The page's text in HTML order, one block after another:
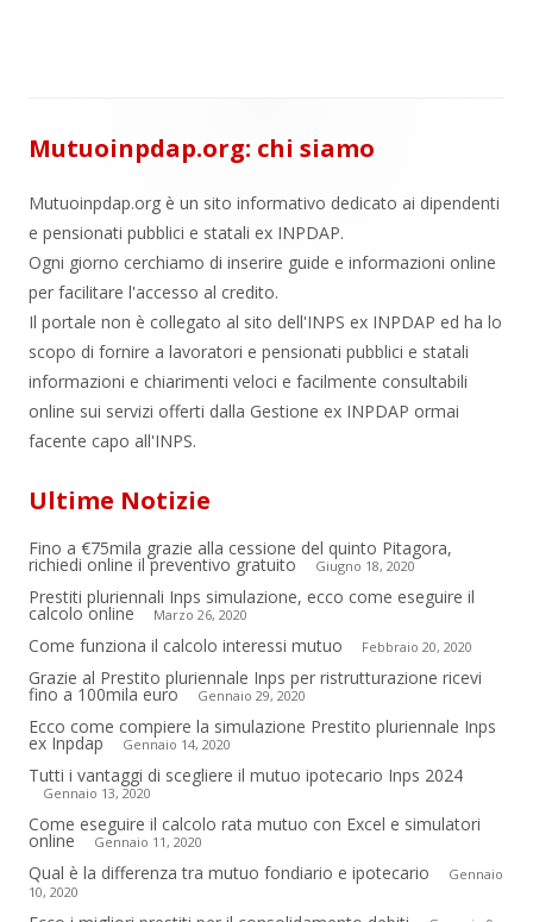
Mutuoinpdap.org: chi siamo
Mutuoinpdap.org è un sito informativo dedicato ai dipendenti
e pensionati pubblici e statali ex INPDAP.
Ogni giorno cerchiamo di inserire guide e informazioni online
per facilitare l'accesso al credito.
Il portale non è collegato al sito dell'INPS ex INPDAP ed ha lo
scopo di fornire a lavoratori e pensionati pubblici e statali
informazioni e chiarimenti veloci e facilmente consultabili
online sui servizi offerti dalla Gestione ex INPDAP ormai
facente capo all'INPS.
Ultime Notizie
Fino a €75mila grazie alla cessione del quinto Pitagora,
richiedi online il preventivo gratuito Giugno 18, 2020
Prestiti pluriennali Inps simulazione, ecco come eseguire il
calcolo online Marzo 26, 2020
Come funziona il calcolo interessi mutuo Febbraio 20, 2020
Grazie al Prestito pluriennale Inps per ristrutturazione ricevi
fino a 100mila euro Gennaio 29, 2020
Ecco come compiere la simulazione Prestito pluriennale Inps
ex Inpdap Gennaio 14, 2020
Tutti i vantaggi di scegliere il mutuo ipotecario Inps 2024
Gennaio 13, 2020
Come eseguire il calcolo rata mutuo con Excel e simulatori
online Gennaio 11, 2020
Qual è la differenza tra mutuo fondiario e ipotecario
Gennaio
10, 2020